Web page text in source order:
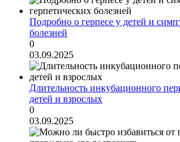
Подробно о герпесе у детей и
болезней
0
03.09.2025
Длительность инкубационного
детей и взрослых
0
03.09.2025